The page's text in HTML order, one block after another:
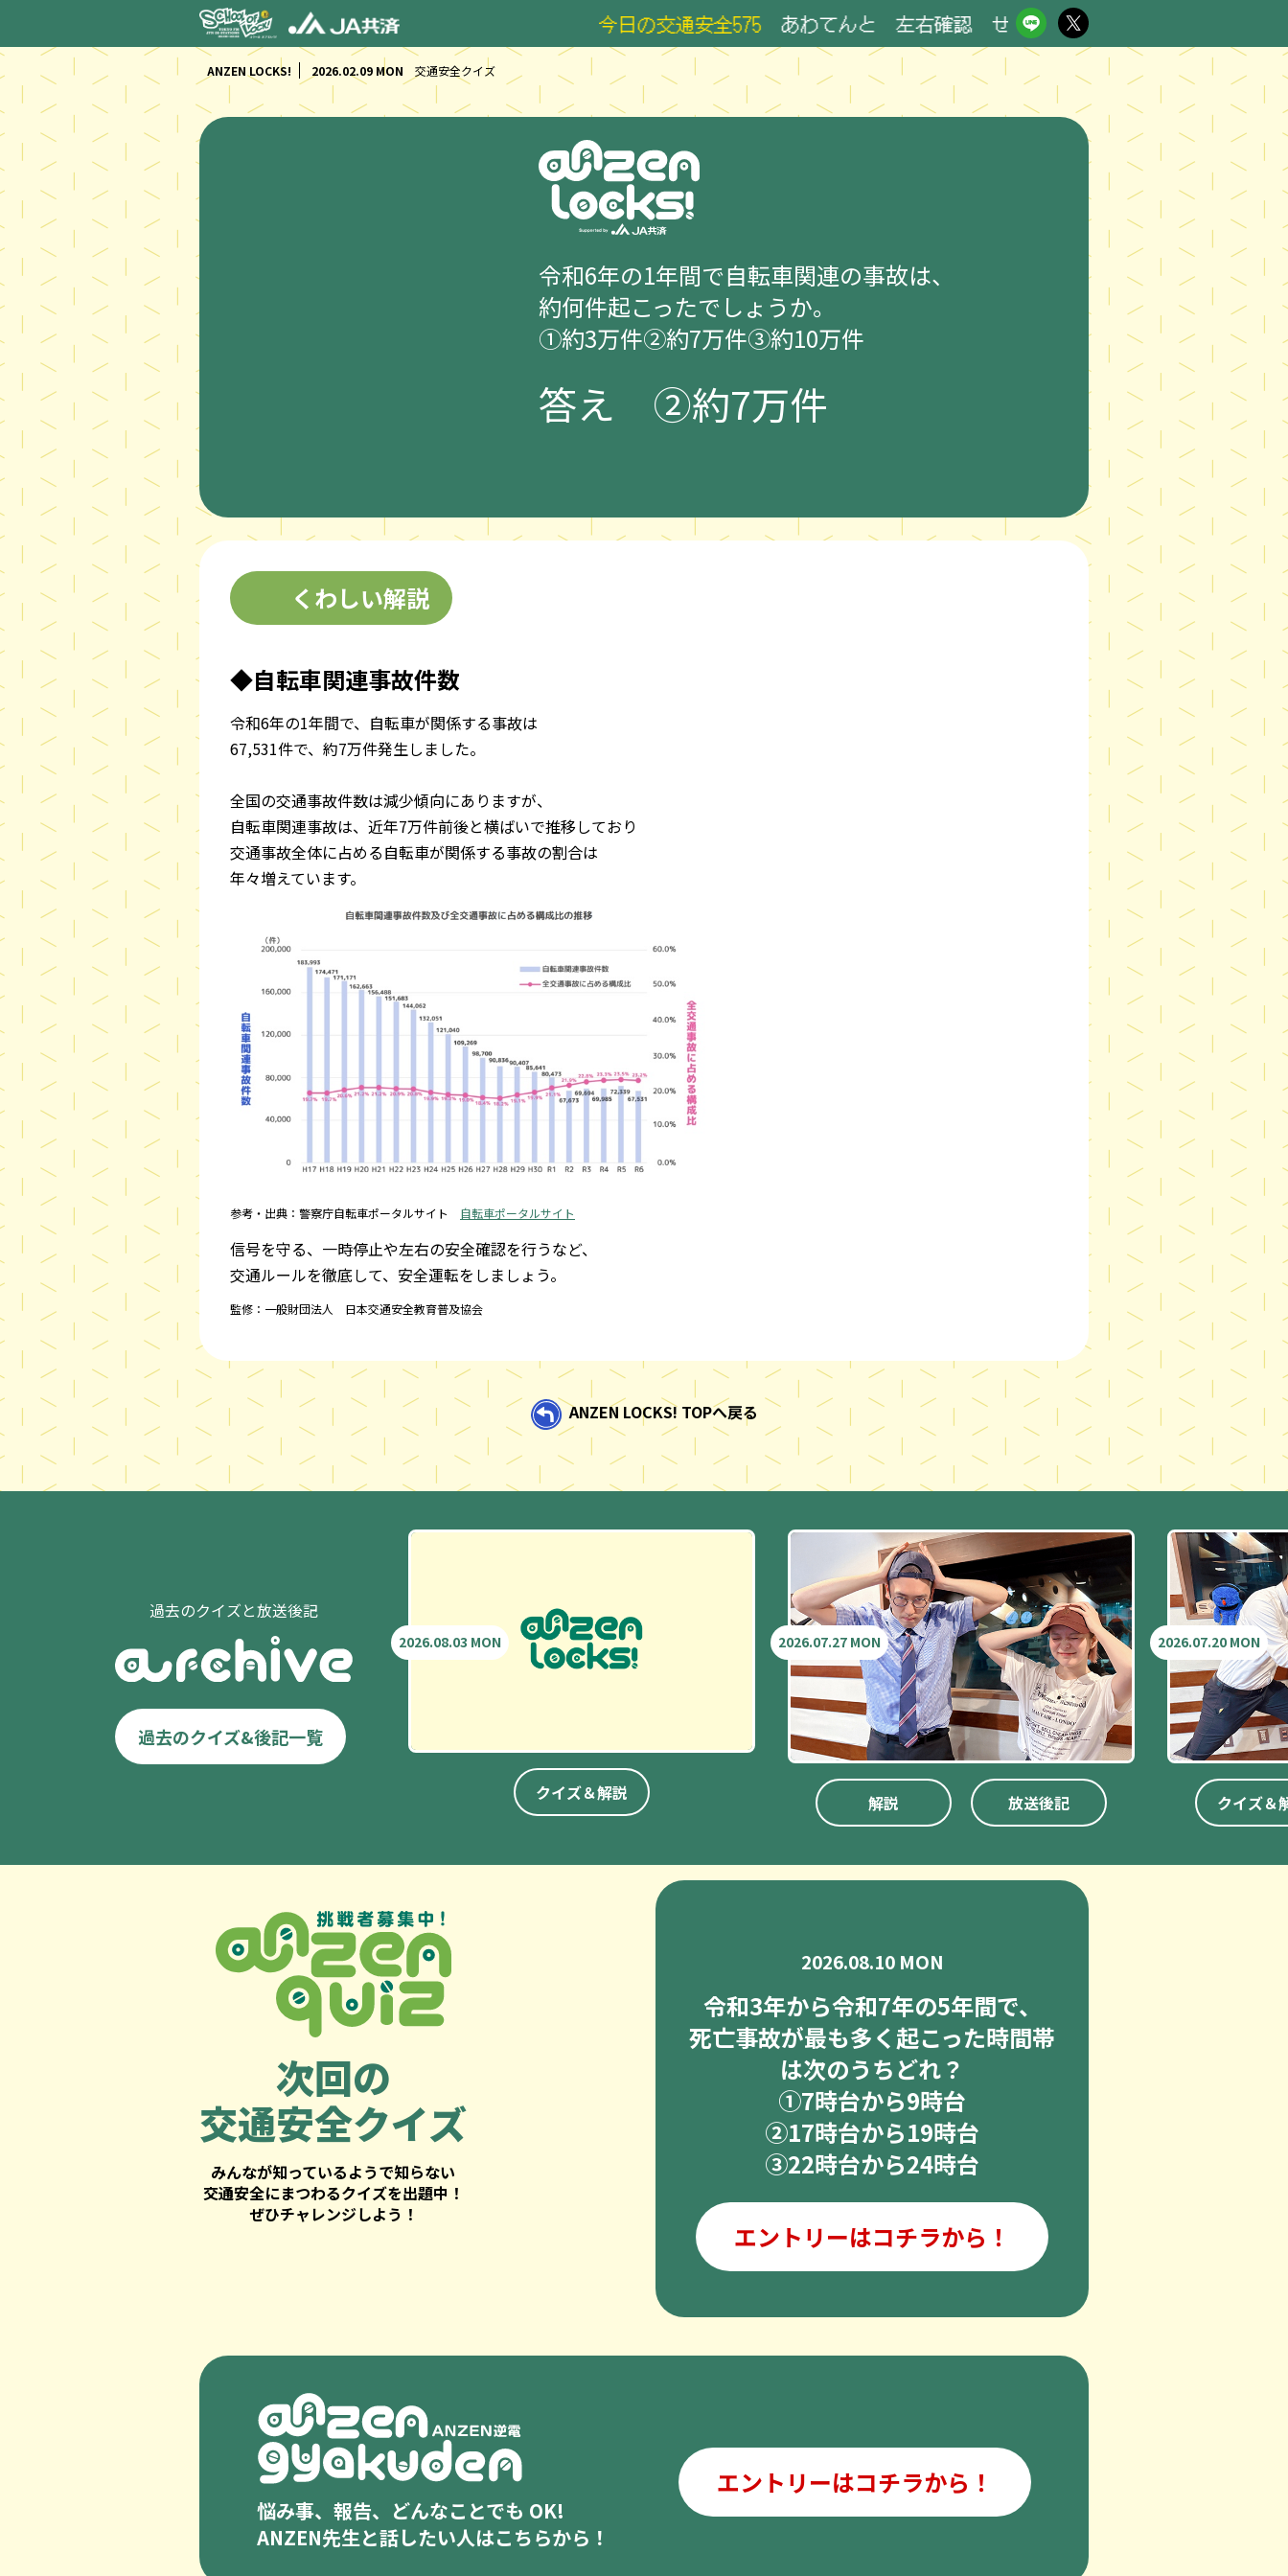
今日の交通安全575 あわてんと 左右確認 せんまいけ RN 桃星
ANZEN LOCKS! 2026.02.09 MON 交通安全クイズ
令和6年の1年間で自転車関連の事故は、
約何件起こったでしょうか。
①約3万件②約7万件③約10万件
答え ②約7万件
くわしい解説
◆自転車関連事故件数
令和6年の1年間で、自転車が関係する事故は
67,531件で、約7万件発生しました。
全国の交通事故件数は減少傾向にありますが、
自転車関連事故は、近年7万件前後と横ばいで推移しており
交通事故全体に占める自転車が関係する事故の割合は
年々増えています。
参考・出典：警察庁自転車ポータルサイト 自転車ポータルサイト
信号を守る、一時停止や左右の安全確認を行うなど、
交通ルールを徹底して、安全運転をしましょう。
監修：一般財団法人 日本交通安全教育普及協会
ANZEN LOCKS! TOPへ戻る
過去のクイズと放送後記
過去のクイズ&後記一覧
2026.08.03 MON
クイズ＆解説
2026.07.27 MON
解説 放送後記
2026.07.20 MON
クイズ＆
次回の
交通安全クイズ
みんなが知っているようで知らない
交通安全にまつわるクイズを出題中！
ぜひチャレンジしよう！
2026.08.10 MON
令和3年から令和7年の5年間で、
死亡事故が最も多く起こった時間帯
は次のうちどれ？
➀7時台から9時台
②17時台から19時台
③22時台から24時台
エントリーはコチラから！
悩み事、報告、どんなことでも OK!
ANZEN先生と話したい人はこちらから！
エントリーはコチラから！